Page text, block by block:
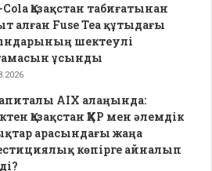
Cola Қазақстан табиғатынан
алған Fuse Tea құтыдағы
шектеулі
ұсынды
AIX алаңында:
Қазақстан ҚХР мен әлемдік
арасындағы жаңа
көпірге айналып